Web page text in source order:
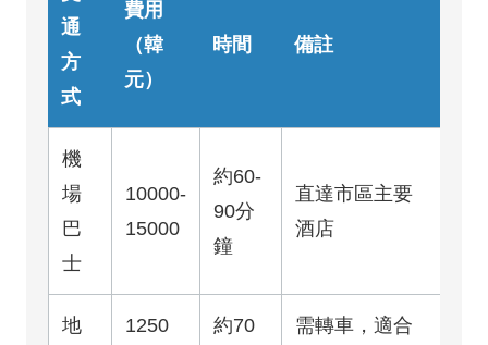
通
方
式
費用
（韓
元）
時間 備註
機
場
巴
士
10000-
15000
約60-
90分
鐘
直達市區主要
酒店
地
1250
約70
需轉車，適合